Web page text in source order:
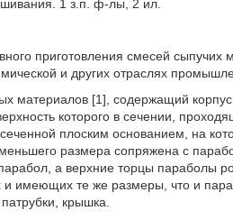
1 з.п. ф-лы, 2 ил.
приготовления смесей сыпучих
и других отраслях
материалов [1], содержащий
которого в сечении,
плоским основанием, на
размера сопряжена с
а верхние торцы параболы
имеющих те же размеры, что и
крышка.